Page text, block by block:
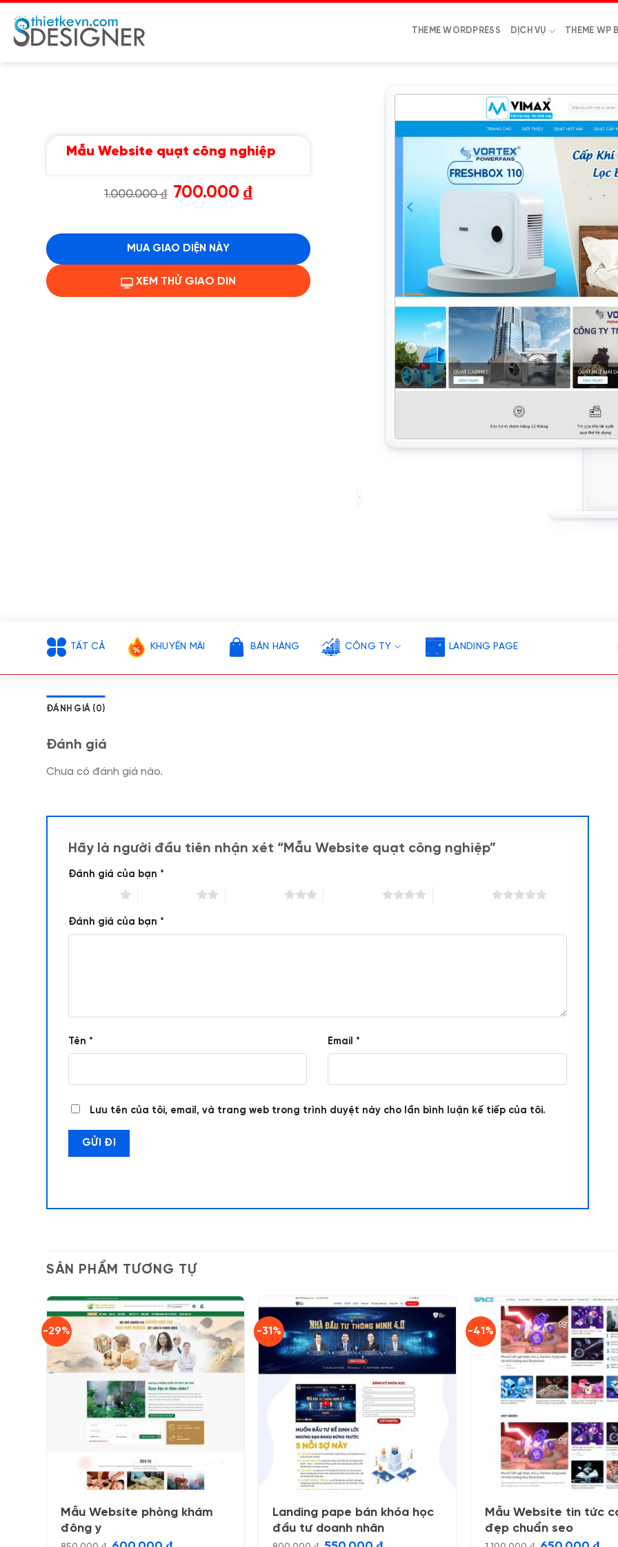
đến
nội
THEME WORDPRESS DỊCH VỤ THEME WP
Mẫu Website quạt công nghiệp
1.000.000₫
Giá
gốc
700.000₫Giá
hiện
700.000 ₫.
MUA GIAO DIỆN NÀY
XEM THỬ GIAO DIN
TẤT CẢ KHUYẾN MÃI BÁN HÀNG CÔNG TY LANDING PAGE
ĐÁNH GIÁ (0)
Đánh giá
Chưa có đánh giá nào.
Hãy là người đầu tiên nhận xét “Mẫu Website quạt công nghiệp”
Đánh giá của bạn *
Đánh giá của bạn *
Tên * Email *
Lưu tên của tôi, email, và trang web trong trình duyệt này cho lần bình luận kế tiếp của tôi.
SẢN PHẨM TƯƠNG TỰ
-29%
Mẫu Website phòng khám
đông y
Giá
Giá
-31%
Landing pape bán khóa học
đầu tư doanh nhân
Giá
Giá
-41%
Mẫu Website tin tức
đẹp chuẩn seo
Giá
Giá